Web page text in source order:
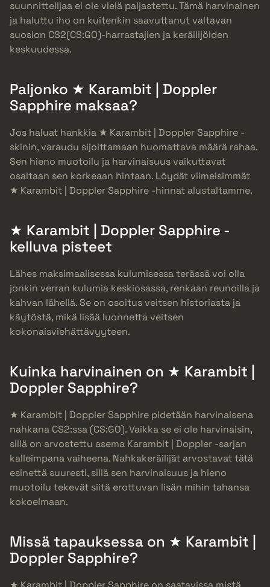
suunnittelijaa ei ole vielä paljastettu. Tämä harvinainen
ja haluttu iho on kuitenkin saavuttanut valtavan
suosion CS2(CS:GO)-harrastajien ja keräilijöiden
keskuudessa.
Paljonko ★ Karambit | Doppler
Sapphire maksaa?
Jos haluat hankkia ★ Karambit | Doppler Sapphire -
skinin, varaudu sijoittamaan huomattava määrä rahaa.
Sen hieno muotoilu ja harvinaisuus vaikuttavat
osaltaan sen korkeaan hintaan. Löydät viimeisimmät
★ Karambit | Doppler Sapphire -hinnat alustaltamme.
★ Karambit | Doppler Sapphire -
kelluva pisteet
Lähes maksimaalisessa kulumisessa terässä voi olla
jonkin verran kulumia keskiosassa, renkaan reunoilla ja
kahvan lähellä. Se on osoitus veitsen historiasta ja
käytöstä, mikä lisää luonnetta veitsen
kokonaisviehättävyyteen.
Kuinka harvinainen on ★ Karambit |
Doppler Sapphire?
★ Karambit | Doppler Sapphire pidetään harvinaisena
nahkana CS2:ssa (CS:GO). Vaikka se ei ole harvinaisin,
sillä on arvostettu asema Karambit | Doppler -sarjan
kalleimpana vaiheena. Nahkakeräilijät arvostavat tätä
esinettä suuresti, sillä sen harvinaisuus ja hieno
muotoilu tekevät siitä erottuvan lisän mihin tahansa
kokoelmaan.
Missä tapauksessa on ★ Karambit |
Doppler Sapphire?